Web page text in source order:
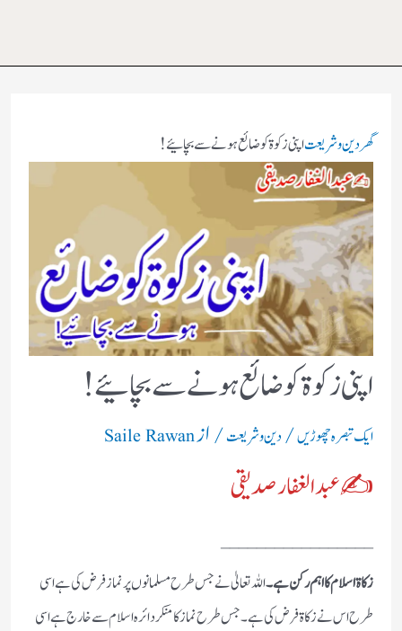
گھردین و شریعتاپنی زکوۃ کو ضائع ہونے سے بچائیے!
اپنی زکوۃ کو ضائع ہونے سے بچائیے!
ایک تبصرہ چھوڑیں/دین و شریعت/ ازSaile Rawan
✍ عبد الغفار صدیقی
زکاۃ اسلام کا اہم رکن ہے۔اللہ تعالیٰ نے جس طرح مسلمانوں پر نماز فرض کی ہے اسی
طرح اس نے زکاۃ فرض کی ہے۔جس طرح نماز کا منکر دائرہ اسلام سے خارج ہے اسی